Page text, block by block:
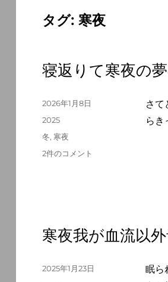
タグ: 寒夜
寝返りて寒夜の
さて
らき
投
2026年1月8日
カ
テ
リ
2025
タ
グ
冬, 寒夜
寝
の
夢
続
2件のコメント
寒夜我が血流以
眠ら
投
2025年1月23日